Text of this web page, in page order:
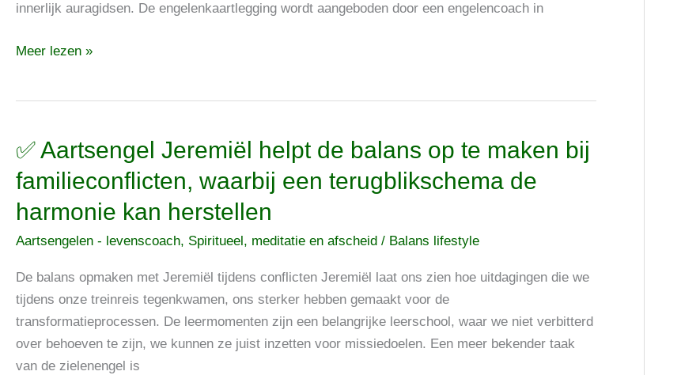
innerlijk auragidsen. De engelenkaartlegging wordt aangeboden door een engelencoach in
dat
aangeleerd,
de
engelkaarten
steun
bieden
Meer lezen »
✅ Aartsengel Jeremiël helpt de balans op te maken bij
familieconflicten, waarbij een terugblikschema de
harmonie kan herstellen
Aartsengelen - levenscoach, Spiritueel, meditatie en afscheid / Balans lifestyle
De balans opmaken met Jeremiël tijdens conflicten Jeremiël laat ons zien hoe uitdagingen die we
tijdens onze treinreis tegenkwamen, ons sterker hebben gemaakt voor de
transformatieprocessen. De leermomenten zijn een belangrijke leerschool, waar we niet verbitterd
over behoeven te zijn, we kunnen ze juist inzetten voor missiedoelen. Een meer bekender taak
van de zielenengel is
✅
Jeremiël
helpt
de
op
te
maken
bij
familieconflicten,